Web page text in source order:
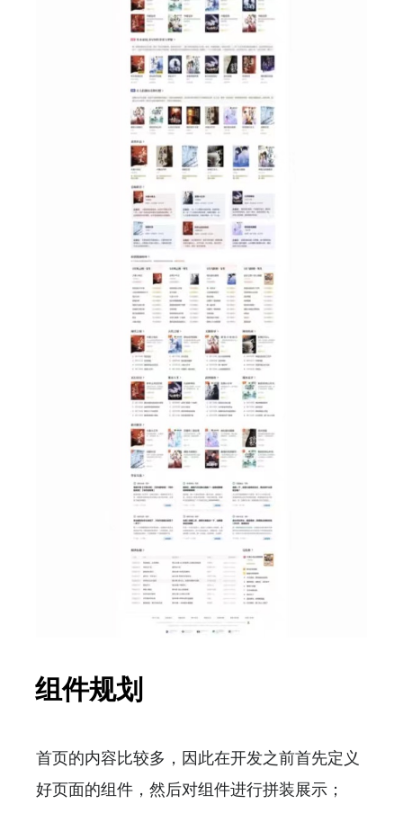
组件规划
首页的内容比较多，因此在开发之前首先定义
好页面的组件，然后对组件进行拼装展示；